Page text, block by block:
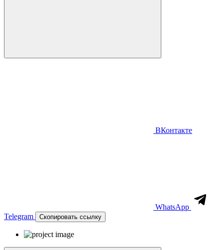
ВКонтакте
WhatsApp
Telegram
Скопировать ссылку